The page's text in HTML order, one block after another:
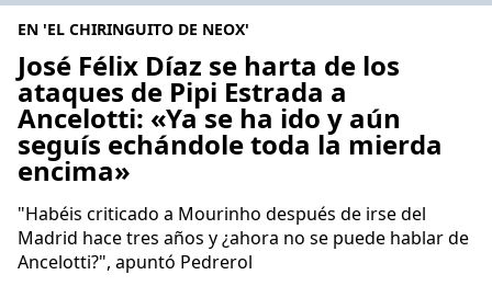
EN 'EL CHIRINGUITO DE NEOX'
José Félix Díaz se harta de los
ataques de Pipi Estrada a
Ancelotti: «Ya se ha ido y aún
seguís echándole toda la mierda
encima»
"Habéis criticado a Mourinho después de irse del
Madrid hace tres años y ¿ahora no se puede hablar de
Ancelotti?", apuntó Pedrerol